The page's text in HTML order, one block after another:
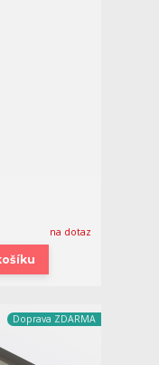
na dotaz
Doprava ZDARMA